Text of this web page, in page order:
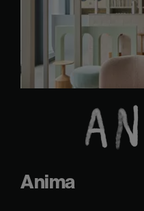
Anima